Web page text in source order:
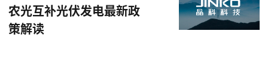
农光互补光伏发电最新政
策解读